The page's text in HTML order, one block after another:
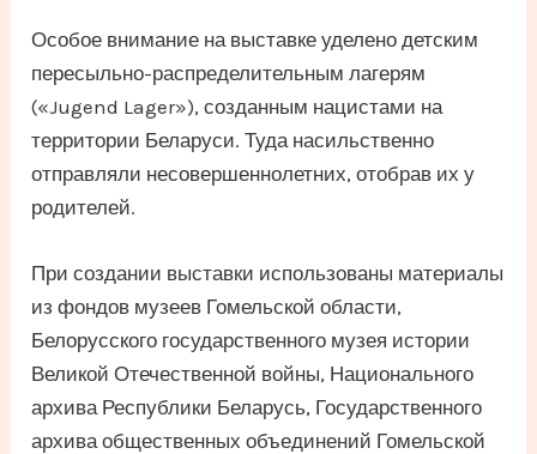
Особое внимание на выставке уделено детским
пересыльно-распределительным лагерям
(«Jugend Lager»), созданным нацистами на
территории Беларуси. Туда насильственно
отправляли несовершеннолетних, отобрав их у
родителей.
При создании выставки использованы материалы
из фондов музеев Гомельской области,
Белорусского государственного музея истории
Великой Отечественной войны, Национального
архива Республики Беларусь, Государственного
архива общественных объединений Гомельской